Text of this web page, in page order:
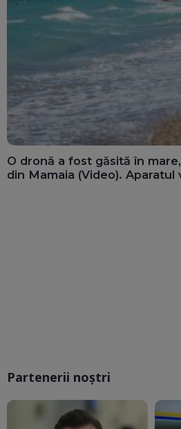
O dronă a fost găsită în
din Mamaia (Video). Aparatul
Partenerii noștri